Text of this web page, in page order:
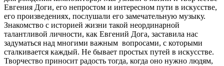
Евгения Доги, его непростом и интересном пути в искусстве,
его произведениях, послушали его замечательную музыку.
Знакомство с историей жизни такой неординарной
талантливой личности, как Евгений Дога, заставила нас
задуматься над многими важным вопросами, с которыми
сталкивается каждый. Не бывает простых путей в искусстве.
Творчество приносит радость тогда, когда оно нужно людям,